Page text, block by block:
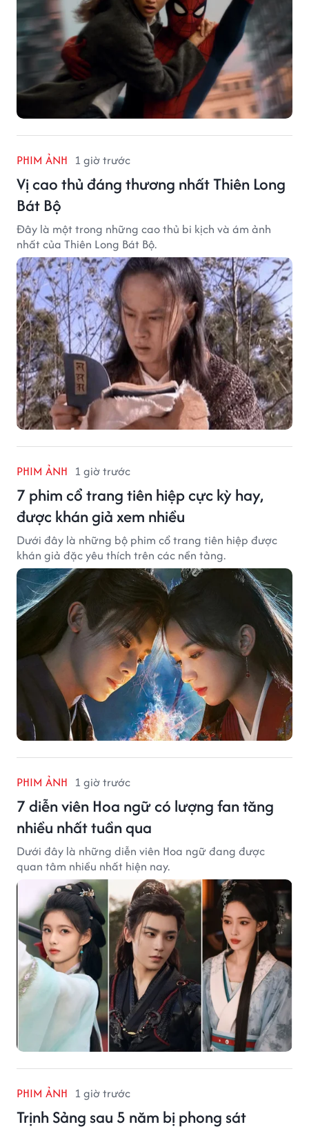
PHIM ẢNH 1 giờ trước
Vị cao thủ đáng thương nhất Thiên Long
Bát Bộ
Đây là một trong những cao thủ bi kịch và ám ảnh
nhất của Thiên Long Bát Bộ.
PHIM ẢNH 1 giờ trước
7 phim cổ trang tiên hiệp cực kỳ hay,
được khán giả xem nhiều
Dưới đây là những bộ phim cổ trang tiên hiệp được
khán giả đặc yêu thích trên các nền tảng.
PHIM ẢNH 1 giờ trước
7 diễn viên Hoa ngữ có lượng fan tăng
nhiều nhất tuần qua
Dưới đây là những diễn viên Hoa ngữ đang được
quan tâm nhiều nhất hiện nay.
PHIM ẢNH 1 giờ trước
Trịnh Sảng sau 5 năm bị phong sát